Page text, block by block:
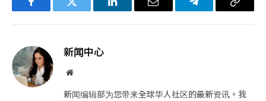
FacebookTwitter LinkedIn电
Telegram复
新闻中心
网
新闻编辑部为您带来全球华人社区的最新资讯。我